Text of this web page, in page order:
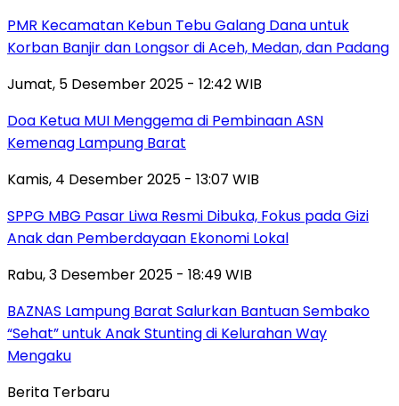
PMR Kecamatan Kebun Tebu Galang Dana untuk
Korban Banjir dan Longsor di Aceh, Medan, dan Padang
Jumat, 5 Desember 2025 - 12:42 WIB
Doa Ketua MUI Menggema di Pembinaan ASN
Kemenag Lampung Barat
Kamis, 4 Desember 2025 - 13:07 WIB
SPPG MBG Pasar Liwa Resmi Dibuka, Fokus pada Gizi
Anak dan Pemberdayaan Ekonomi Lokal
Rabu, 3 Desember 2025 - 18:49 WIB
BAZNAS Lampung Barat Salurkan Bantuan Sembako
“Sehat” untuk Anak Stunting di Kelurahan Way
Mengaku
Berita Terbaru